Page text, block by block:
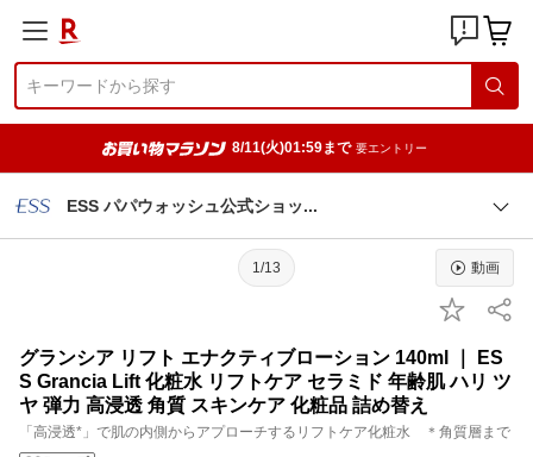
8/11(火)01:59まで 要エントリー
ESS パパウォッシュ公式ショ ッ
1/13 動画
グランシア リフト エナクティブローション 140ml ｜ ES
S Grancia Lift 化粧水 リフトケア セラミド 年齢肌 ハリ ツ
ヤ 弾力 高浸透 角質 スキンケア 化粧品 詰め替え
「高浸透*」で肌の内側からアプローチするリフトケア化粧水 ＊角質層まで